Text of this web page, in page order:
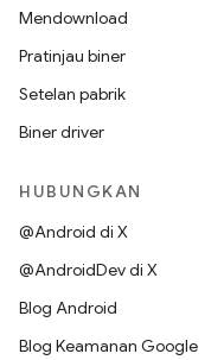
Mendownload
Pratinjau biner
Setelan pabrik
Biner driver
HUBUNGKAN
@Android di X
@AndroidDev di X
Blog Android
Blog Keamanan Google